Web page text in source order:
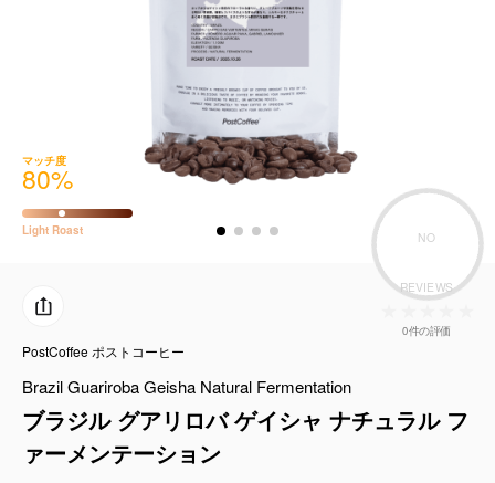
アクセサリ
CFFBNS
ギフトセット
リキッド
特集
卸販売
マッチ度
80%
Light Roast NO
REVIEWS
0件の評価
PostCoffee ポストコーヒー
Brazil Guariroba Geisha Natural Fermentation
ブラジル グアリロバ ゲイシャ ナチュラル フ
ァーメンテーション